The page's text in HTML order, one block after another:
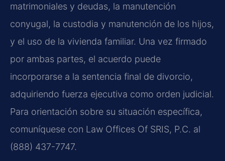
matrimoniales y deudas, la manutención
conyugal, la custodia y manutención de los hijos,
y el uso de la vivienda familiar. Una vez firmado
por ambas partes, el acuerdo puede
incorporarse a la sentencia final de divorcio,
adquiriendo fuerza ejecutiva como orden judicial.
Para orientación sobre su situación específica,
comuníquese con Law Offices Of SRIS, P.C. al
(888) 437-7747.